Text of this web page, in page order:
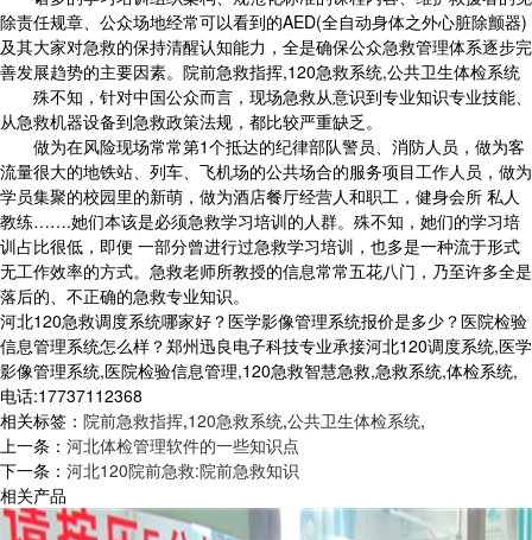
除责任规章、公众场地经常可以看到的AED(全自动身体之外心脏除颤器)
及其大家对急救的保持清醒认知能力，全是确保公众急救管理体系逐步完
善发展趋势的主要因素。院前急救指挥,120急救系统,公共卫生体检系统
殊不知，针对中国公众而言，现场急救从意识到专业知识专业技能、
从急救机器设备到急救政策法规，都比较严重缺乏。
做为在风险现场常常第1个抵达的纪律部队警员、消防人员，做为客
流量很大的地铁站、列车、飞机场的公共场合的服务项目工作人员，做为
学员集聚的校园里的新萌，做为酒店餐厅经营人和职工，健身会所 私人
教练…….她们本该是必须急救学习培训的人群。殊不知，她们的学习培
训占比很低，即便 一部分曾进行过急救学习培训，也多是一种流于形式
无工作效率的方式。急救老师所教授的信息常常五花八门，乃至许多全是
落后的、不正确的急救专业知识。
河北120急救调度系统哪家好？医学影像管理系统报价是多少？医院检验
信息管理系统怎么样？郑州迅良电子科技专业承接河北120调度系统,医学
影像管理系统,医院检验信息管理,120急救智慧急救,急救系统,体检系统,
电话:17737112368
相关标签： 院前急救指挥,120急救系统,公共卫生体检系统,
上一条： 河北体检管理软件的一些知识点
下一条： 河北120院前急救:院前急救知识
相关产品